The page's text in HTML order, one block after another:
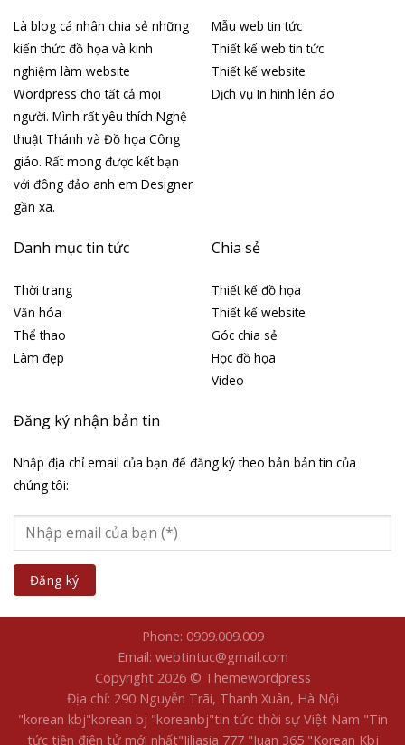
Là blog cá nhân chia sẻ những
kiến thức đồ họa và kinh
nghiệm làm website
Wordpress cho tất cả mọi
người. Mình rất yêu thích Nghệ
thuật Thánh và Đồ họa Công
giáo. Rất mong được kết bạn
với đông đảo anh em Designer
gần xa.
Mẫu web tin tức
Thiết kế web tin tức
Thiết kế website
Dịch vụ In hình lên áo
Danh mục tin tức
Thời trang
Văn hóa
Thể thao
Làm đẹp
Chia sẻ
Thiết kế đồ họa
Thiết kế website
Góc chia sẻ
Học đồ họa
Video
Đăng ký nhận bản tin
Nhập địa chỉ email của bạn để đăng ký theo bản bản tin của
chúng tôi:
Phone: 0909.009.009
Email: webtintuc@gmail.com
Copyright 2026 © Themewordpress
Địa chỉ: 290 Nguyễn Trãi, Thanh Xuân, Hà Nội
"korean kbj​"korean bj "koreanbj​"tin tức thời sự Việt Nam "Tin
tức tiền điện tử mới nhất​"Jiliasia 777 "Juan 365 "Korean Kbj